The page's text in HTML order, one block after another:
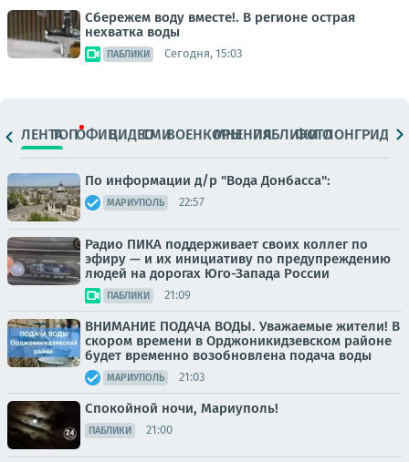
Сбережем воду вместе!. В регионе острая
нехватка воды
ПАБЛИКИ Сегодня, 15:03
ЛЕНТАТОПОФИЦ.ВИДЕОСМИВОЕНКОРЫМНЕНИЯПАБЛИКИ
ФОТОЛОНГРИДЫ
По информации д/р "Вода Донбасса":
МАРИУПОЛЬ 22:57
Радио ПИКА поддерживает своих коллег по
эфиру — и их инициативу по предупреждению
людей на дорогах Юго-Запада России
ПАБЛИКИ 21:09
ВНИМАНИЕ ПОДАЧА ВОДЫ. Уважаемые жители! В
скором времени в Орджоникидзевском районе
будет временно возобновлена подача воды
МАРИУПОЛЬ 21:03
Спокойной ночи, Мариуполь!
ПАБЛИКИ 21:00